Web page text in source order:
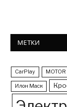
МЕТКИ
CarPlay
Илон Маск